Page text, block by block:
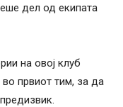
дел од екипата
на овој клуб
првиот тим, за да